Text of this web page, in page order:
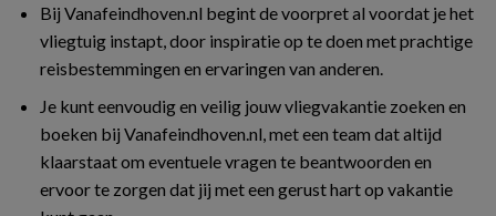
Bij Vanafeindhoven.nl begint de voorpret al voordat je het
vliegtuig instapt, door inspiratie op te doen met prachtige
reisbestemmingen en ervaringen van anderen.
Je kunt eenvoudig en veilig jouw vliegvakantie zoeken en
boeken bij Vanafeindhoven.nl, met een team dat altijd
klaarstaat om eventuele vragen te beantwoorden en
ervoor te zorgen dat jij met een gerust hart op vakantie